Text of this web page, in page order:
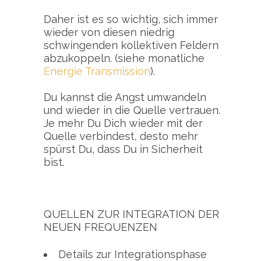
Daher ist es so wichtig, sich immer
wieder von diesen niedrig
schwingenden kollektiven Feldern
abzukoppeln. (siehe monatliche
Energie Transmission).
Du kannst die Angst umwandeln
und wieder in die Quelle vertrauen.
Je mehr Du Dich wieder mit der
Quelle verbindest, desto mehr
spürst Du, dass Du in Sicherheit
bist.
QUELLEN ZUR INTEGRATION DER
NEUEN FREQUENZEN
Details zur Integrationsphase